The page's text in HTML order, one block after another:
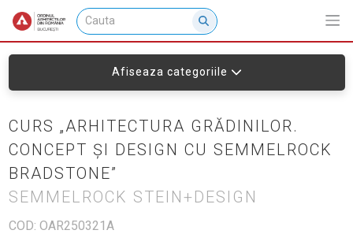
Afiseaza categoriile
CURS „ARHITECTURA GRĂDINILOR.
CONCEPT ȘI DESIGN CU SEMMELROCK
BRADSTONE”
SEMMELROCK STEIN+DESIGN
COD: OAR250321A